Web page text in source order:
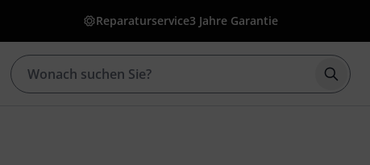
Reparaturservice3 Jahre Garantie